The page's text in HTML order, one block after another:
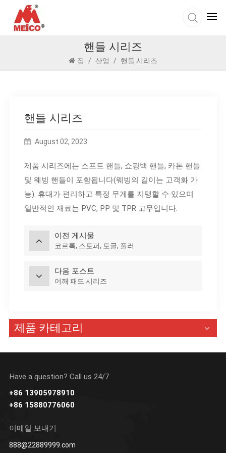
핸들 시리즈
집 / 산업 / 핸들 시리즈
핸들 시리즈
August 02, 2023
제품 시리즈에는 소프트 핸들, 쇼핑백 핸들, 카톤 핸들
및 웨빙 핸들이 포함됩니다(웨빙의 길이는 고객화 가
능). 휴대가 편리하고 특정 무게를 지탱할 수 있으며
일반적인 재료는 PVC, PP 및 TPR 고무입니다.
이전 게시물
코르록, 스토퍼, 토글, 풀러
다음 포스트
어깨 패드 시리즈
제품 카테고리
Have a question? Call us 24/7
+86 13905978910
+86 15880776060
이메일 보내기
888@22889999.com